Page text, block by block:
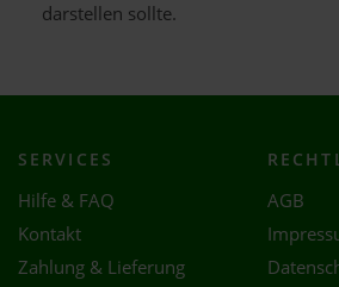
darstellen sollte.
SERVICES
Hilfe & FAQ
Kontakt
Zahlung & Lieferung
AGB